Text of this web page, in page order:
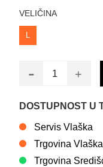
VELIČINA
L
- +
DOSTUPNOST U
Servis Vlaška
Trgovina Vlaška
Trgovina